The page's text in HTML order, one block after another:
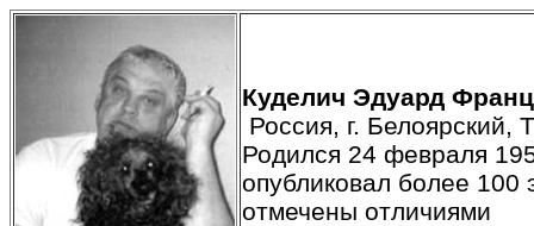
Куделич Эдуард
Россия, г. Белоярский,
Родился 24 февраля
опубликовал более 100
отмечены отличиями